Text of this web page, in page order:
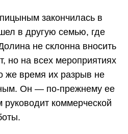
закончилась в
в другую семью, где
не склонна вносить
но на всех мероприятиях
же время их разрыв не
Он — по-прежнему ее
коммерческой